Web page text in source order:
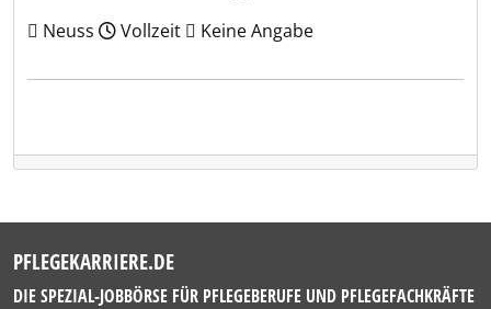
Neuss
Vollzeit Keine Angabe
PFLEGEKARRIERE.DE
DIE SPEZIAL-JOBBÖRSE FÜR PFLEGEBERUFE UND PFLEGEFACHKRÄFTE